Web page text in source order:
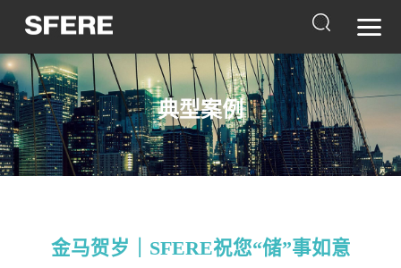
典型案例
金马贺岁｜SFERE祝您“储”事如意